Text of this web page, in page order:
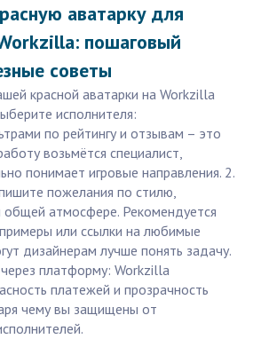
аватарку для
пошаговый
советы
красной аватарки на Workzilla
исполнителя:
по рейтингу и отзывам – это
возьмётся специалист,
понимает игровые направления. 2.
пожелания по стилю,
общей атмосфере. Рекомендуется
или ссылки на любимые
дизайнерам лучше понять задачу.
платформу: Workzilla
платежей и прозрачность
чему вы защищены от